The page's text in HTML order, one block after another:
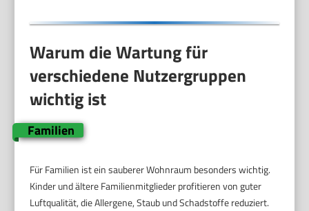
Warum die Wartung für
verschiedene Nutzergruppen
wichtig ist
Familien
Für Familien ist ein sauberer Wohnraum besonders wichtig.
Kinder und ältere Familienmitglieder profitieren von guter
Luftqualität, die Allergene, Staub und Schadstoffe reduziert.